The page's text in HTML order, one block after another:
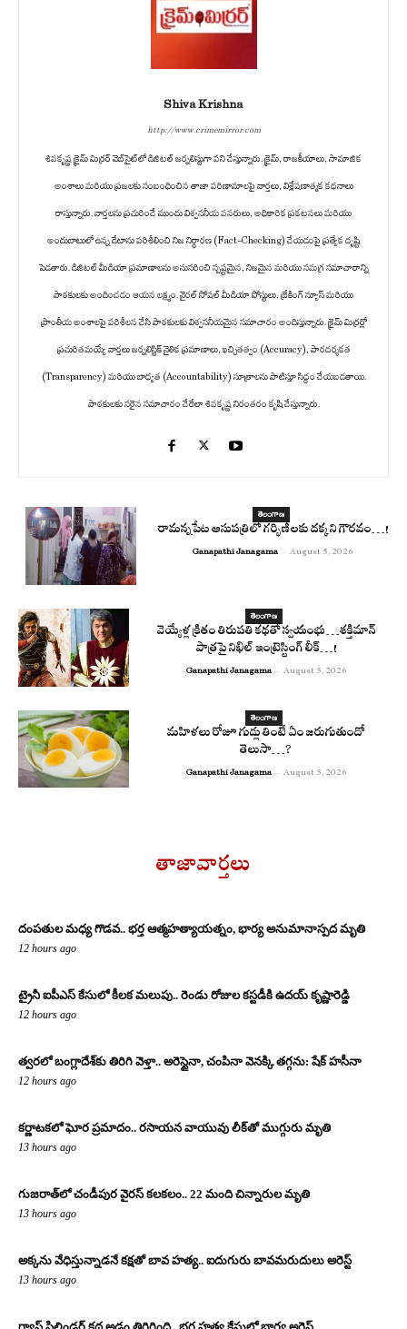
Shiva Krishna
http://www.crimemirror.com
శివకృష్ణ క్రైమ్ మిర్రర్ వెబ్‌సైట్‌లో డిజిటల్ జర్నలిస్టుగా పని చేస్తున్నారు. క్రైమ్, రాజకీయాలు, సామాజిక
అంశాలు మరియు ప్రజలకు సంబంధించిన తాజా పరిణామాలపై వార్తలు, విశ్లేషణాత్మక కథనాలు
రాస్తున్నారు. వార్తలను ప్రచురించే ముందు విశ్వసనీయ వనరులు, అధికారిక ప్రకటనలు మరియు
అందుబాటులో ఉన్న డేటాను పరిశీలించి నిజ నిర్ధారణ (Fact-Checking) చేయడంపై ప్రత్యేక దృష్టి
పెడతారు. డిజిటల్ మీడియా ప్రమాణాలను అనుసరించి స్పష్టమైన, నిజమైన మరియు సమగ్ర సమాచారాన్ని
పాఠకులకు అందించడం ఆయన లక్ష్యం. వైరల్ సోషల్ మీడియా పోస్టులు, బ్రేకింగ్ న్యూస్ మరియు
ప్రాంతీయ అంశాలపై పరిశీలన చేసి పాఠకులకు విశ్వసనీయమైన సమాచారం అందిస్తున్నారు. క్రైమ్ మిర్రర్లో
ప్రచురితమయ్యే వార్తలు జర్నలిస్టిక్ నైతిక ప్రమాణాలు, ఖచ్చితత్వం (Accuracy), పారదర్శకత
(Transparency) మరియు బాధ్యత (Accountability) సూత్రాలను పాటిస్తూ సిద్ధం చేయబడతాయి.
పాఠకులకు సరైన సమాచారం చేరేలా శివకృష్ణ నిరంతరం కృషి చేస్తున్నారు.
తెలంగాణ
రామన్నపేట ఆసుపత్రిలో గర్భిణీలకు దక్కని గౌరవం…!
Ganapathi Janagama - August 5, 2026
తెలంగాణ
వెయ్యేళ్ల క్రితం తిరుపతి కథతో స్వయంభు…శక్తిమాన్
పాత్రపై నిఖిల్ ఇంట్రెస్టింగ్ లీక్…!
Ganapathi Janagama - August 5, 2026
తెలంగాణ
మహిళలు రోజూ గుడ్లు తింటే ఏం జరుగుతుందో
తెలుసా…?
Ganapathi Janagama - August 5, 2026
తాజావార్తలు
దంపతుల మధ్య గొడవ.. భర్త ఆత్మహత్యాయత్నం, భార్య అనుమానాస్పద మృతి
12 hours ago
ట్రైనీ ఐపీఎస్ కేసులో కీలక మలుపు.. రెండు రోజుల కస్టడీకి ఉదయ్ కృష్ణారెడ్డి
12 hours ago
త్వరలో బంగ్లాదేశ్‌కు తిరిగి వెళ్తా.. అరెస్టైనా, చంపినా వెనక్కి తగ్గను: షేక్ హసీనా
12 hours ago
కర్ణాటకలో ఘోర ప్రమాదం.. రసాయన వాయువు లీక్‌తో ముగ్గురు మృతి
13 hours ago
గుజరాత్‌లో చండీపుర వైరస్ కలకలం.. 22 మంది చిన్నారుల మృతి
13 hours ago
అక్కను వేధిస్తున్నాడనే కక్షతో బావ హత్య.. ఐదుగురు బావమరుదులు అరెస్ట్
13 hours ago